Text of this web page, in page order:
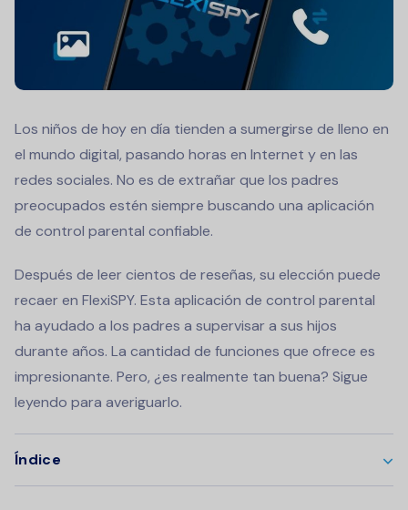
Los niños de hoy en día tienden a sumergirse de lleno en
el mundo digital, pasando horas en Internet y en las
redes sociales. No es de extrañar que los padres
preocupados estén siempre buscando una aplicación
de control parental confiable.
Después de leer cientos de reseñas, su elección puede
recaer en FlexiSPY. Esta aplicación de control parental
ha ayudado a los padres a supervisar a sus hijos
durante años. La cantidad de funciones que ofrece es
impresionante. Pero, ¿es realmente tan buena? Sigue
leyendo para averiguarlo.
Índice